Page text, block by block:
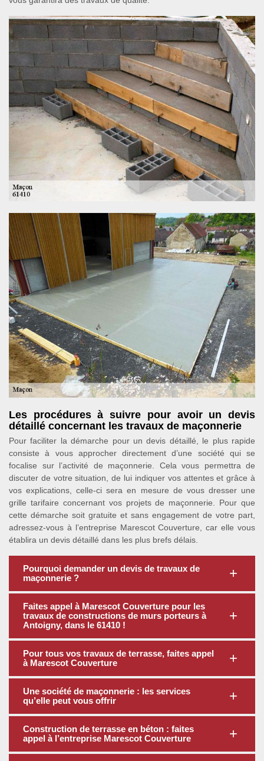
Les procédures à suivre pour avoir un devis
détaillé concernant les travaux de maçonnerie
Pour faciliter la démarche pour un devis détaillé, le plus rapide
consiste à vous approcher directement d’une société qui se
focalise sur l’activité de maçonnerie. Cela vous permettra de
discuter de votre situation, de lui indiquer vos attentes et grâce à
vos explications, celle-ci sera en mesure de vous dresser une
grille tarifaire concernant vos projets de maçonnerie. Pour que
cette démarche soit gratuite et sans engagement de votre part,
adressez-vous à l’entreprise Marescot Couverture, car elle vous
établira un devis détaillé dans les plus brefs délais.
Pourquoi demander un devis de travaux de
maçonnerie ?
Faites appel à Marescot Couverture pour les
travaux de constructions de murs porteurs à
Antoigny, dans le 61410 !
Pour tous vos travaux de terrasse, faites appel
à Marescot Couverture
Une société de maçonnerie : les services
qu’elle peut vous offrir
Construction de terrasse en béton : faites
appel à l’entreprise Marescot Couverture